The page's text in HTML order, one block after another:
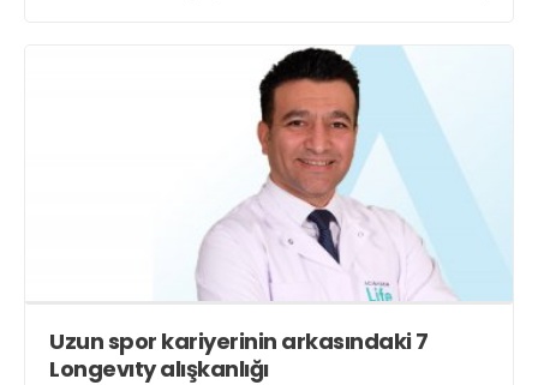
Uzun spor kariyerinin arkasındaki 7
Longevıty alışkanlığı